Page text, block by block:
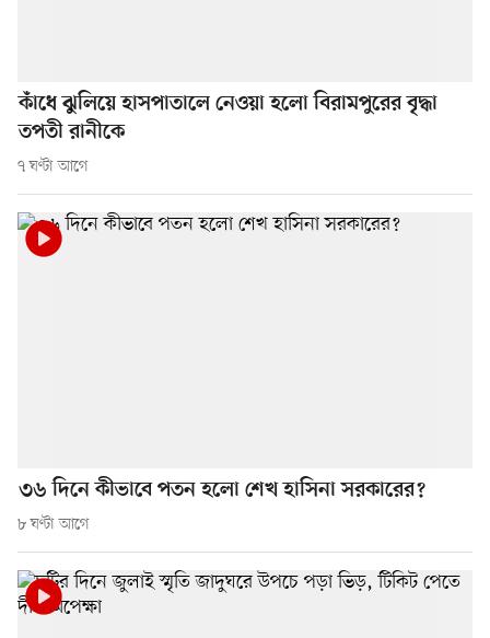
কাঁধে ঝুলিয়ে হাসপাতালে নেওয়া হলো বিরামপুরের বৃদ্ধা
তপতী রানীকে
৭ ঘণ্টা আগে
৩৬ দিনে কীভাবে পতন হলো শেখ হাসিনা সরকারের?
৮ ঘণ্টা আগে